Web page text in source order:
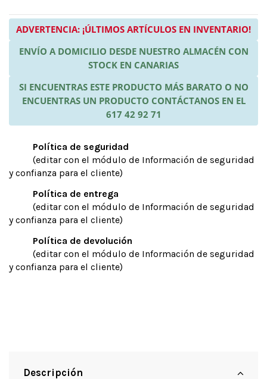
ADVERTENCIA: ¡ÚLTIMOS ARTÍCULOS EN INVENTARIO!
ENVÍO A DOMICILIO DESDE NUESTRO ALMACÉN CON
STOCK EN CANARIAS
SI ENCUENTRAS ESTE PRODUCTO MÁS BARATO O NO
ENCUENTRAS UN PRODUCTO CONTÁCTANOS EN EL
617 42 92 71
Política de seguridad
(editar con el módulo de Información de seguridad
y confianza para el cliente)
Política de entrega
(editar con el módulo de Información de seguridad
y confianza para el cliente)
Política de devolución
(editar con el módulo de Información de seguridad
y confianza para el cliente)
Descripción